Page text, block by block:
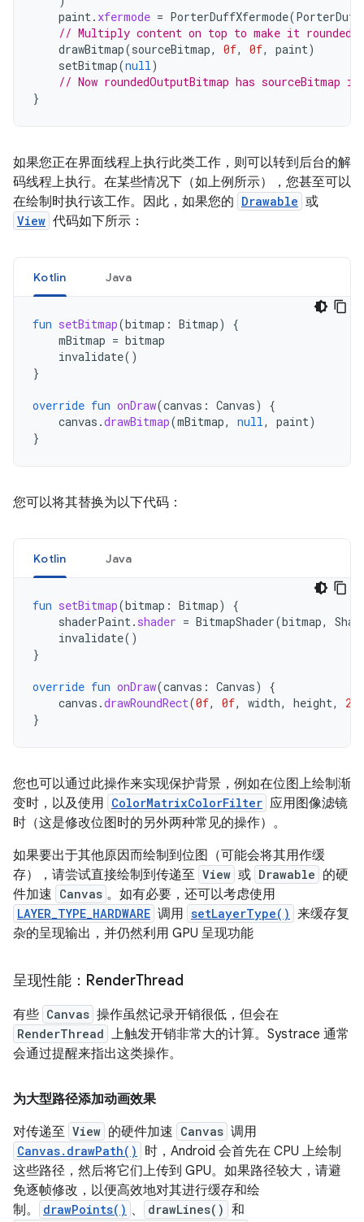
paint . xfermode = PorterDuffXfermode(PorterDuff
// Multiply content on top to make it rounded.
drawBitmap(sourceBitmap, 0f, 0f, paint)
setBitmap(null )
// Now roundedOutputBitmap has
}
如果您正在界面线程上执行此类工作，则可以转到后台的解
码线程上执行。在某些情况下（如上例所示），您甚至可以
在绘制时执行该工作。因此，如果您的 Drawable 或
View 代码如下所示：
Kotlin Java
fun setBitmap(bitmap : Bitmap)
{
mBitmap = bitmap
invalidate()
}
override fun onDraw(canvas : Canvas)
{
canvas .drawBitmap(mBitmap, null , paint)
}
您可以将其替换为以下代码：
Kotlin Java
fun setBitmap(bitmap : Bitmap)
{
shaderPaint . shader = BitmapShader(bitmap,
invalidate()
}
override fun onDraw(canvas : Canvas)
{
canvas .drawRoundRect(0f, 0f, width, height,
20f
}
您也可以通过此操作来实现保护背景，例如在位图上绘制渐
变时，以及使用 ColorMatrixColorFilter 应用图像滤镜
时（这是修改位图时的另外两种常见的操作）。
如果要出于其他原因而绘制到位图（可能会将其用作缓
存），请尝试直接绘制到传递至 View 或 Drawable 的硬
件加速 Canvas 。如有必要，还可以考虑使用
LAYER_TYPE_HARDWARE 调用 setLayerType() 来缓存复
杂的呈现输出，并仍然利用 GPU 呈现功能
呈现性能：RenderThread
有些 Canvas 操作虽然记录开销很低，但会在
RenderThread 上触发开销非常大的计算。Systrace 通常
会通过提醒来指出这类操作。
为大型路径添加动画效果
对传递至 View 的硬件加速 Canvas 调用
Canvas.drawPath()
时，Android 会首先在 CPU 上绘制
这些路径，然后将它们上传到 GPU。如果路径较大，请避
免逐帧修改，以便高效地对其进行缓存和绘
制。
drawPoints() 、 drawLines() 和